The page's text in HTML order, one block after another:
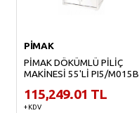
PİMAK
PİMAK DÖKÜMLÜ PİLİÇ
MAKİNESİ 55'Lİ PI5/M015B
115,249.01 TL
+ KDV